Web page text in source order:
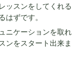
ッスンをしてくれる
はずです。
ニケーションを取れ
ンをスタート出来ま